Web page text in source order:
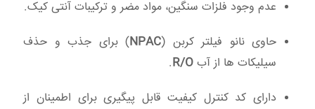
عدم وجود فلزات سنگین، مواد مضر و ترکیبات آنتی‌ کیک.
حاوی نانو فیلتر کربن (NPAC) برای جذب و حذف
سیلیکات‌ ها از آب R/O
.
دارای کد کنترل کیفیت قابل پیگیری برای اطمینان از